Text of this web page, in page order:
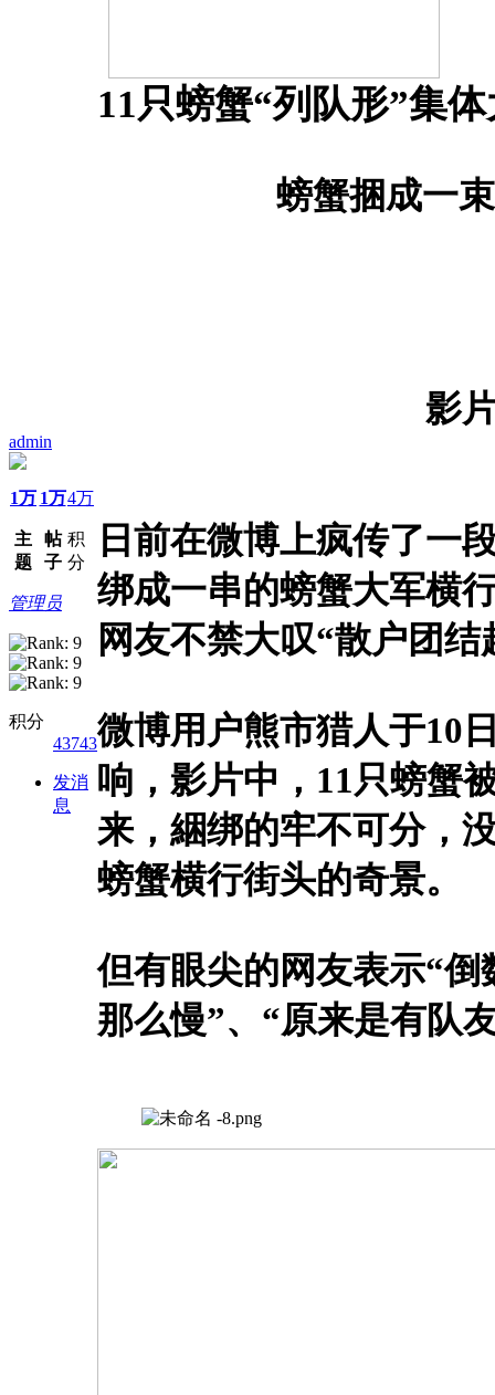
admin
1万
主
题
1万
帖
子
4万
积
分
管理员
积分
43743
发消
息
11只螃蟹“列队形”集
螃蟹捆成一
影
日前在微博上疯传了一
绑成一串的螃蟹大军横
网友不禁大叹“散户团
微博用户熊市猎人于10
响，影片中，11只螃蟹
来，綑绑的牢不可分，
螃蟹横行街头的奇景。
但有眼尖的网友表示“
那么慢”、“原来是有队